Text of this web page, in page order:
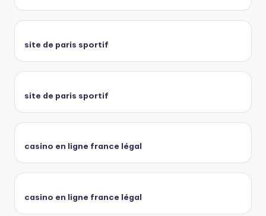
site de paris sportif
site de paris sportif
casino en ligne france légal
casino en ligne france légal